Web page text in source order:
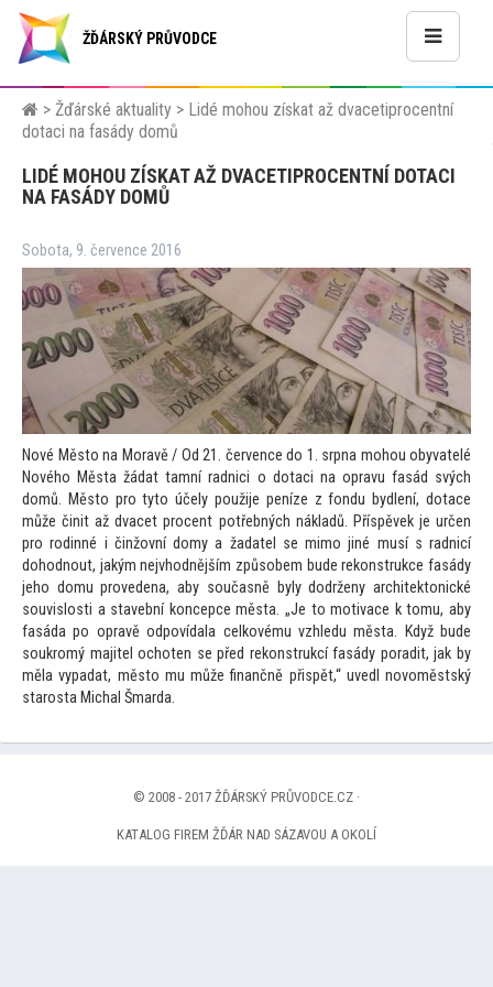
ŽĎÁRSKÝ PRŮVODCE
> Žďárské aktuality > Lidé mohou získat až dvacetiprocentní
dotaci na fasády domů
LIDÉ MOHOU ZÍSKAT AŽ DVACETIPROCENTNÍ DOTACI
NA FASÁDY DOMŮ
Sobota, 9. července 2016
Nové Město na Moravě / Od 21. července do 1. srpna mohou obyvatelé
Nového Města žádat tamní radnici o dotaci na opravu fasád svých
domů. Město pro tyto účely použije peníze z fondu bydlení, dotace
může činit až dvacet procent potřebných nákladů. Příspěvek je určen
pro rodinné i činžovní domy a žadatel se mimo jiné musí s radnicí
dohodnout, jakým nejvhodnějším způsobem bude rekonstrukce fasády
jeho domu provedena, aby současně byly dodrženy architektonické
souvislosti a stavební koncepce města. „Je to motivace ktomu, aby
fasáda po opravě odpovídala celkovému vzhledu města. Když bude
soukromý majitel ochoten se před rekonstrukcí fasády poradit, jak by
měla vypadat, město mu může finančně přispět,“ uvedl novoměstský
starosta Michal Šmarda.
© 2008 - 2017 ŽĎÁRSKÝ PRŮVODCE.CZ ·
KATALOG FIREM ŽĎÁR NAD SÁZAVOU A OKOLÍ